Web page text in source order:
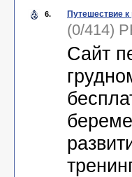
6. Путешествие
(0/414)
Сайт